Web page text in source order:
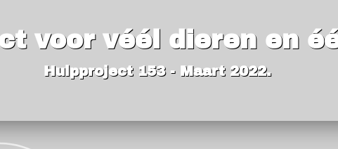
voor véél dieren en
Hulpproject 153 - Maart 2022.